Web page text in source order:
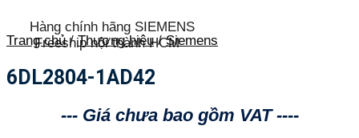
Hàng chính hãng SIEMENS
Freeship nội thành HCM
Trang chủ / Thương hiệu / Siemens
6DL2804-1AD42
--- Giá chưa bao gồm VAT ----